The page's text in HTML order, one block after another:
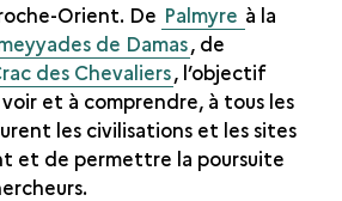
Orient. De Palmyre à la
de Damas, de
des Chevaliers, l’objectif
et à comprendre, à tous les
les civilisations et les sites
et de permettre la poursuite